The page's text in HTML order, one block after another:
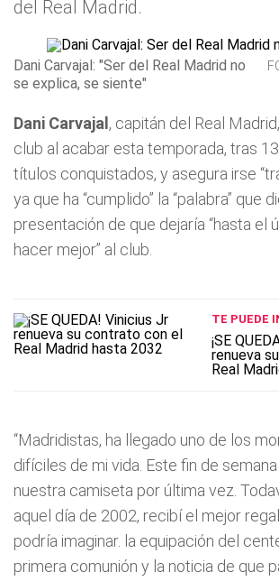
del Real Madrid.
Dani Carvajal: "Ser del Real Madrid no
se explica, se siente"
Dani Carvajal , capitán del Real
club al acabar esta temporada, tras
títulos conquistados, y asegura irse
ya que ha “cumplido” la “palabra” que
presentación de que dejaría “hasta el
hacer mejor” al club.
TE PUEDE
¡SE
renueva
Real
“Madridistas, ha llegado uno de los
difíciles de mi vida. Este fin de
nuestra camiseta por última vez.
aquel día de 2002, recibí el mejor
podría imaginar. la equipación del
primera comunión y la noticia de que